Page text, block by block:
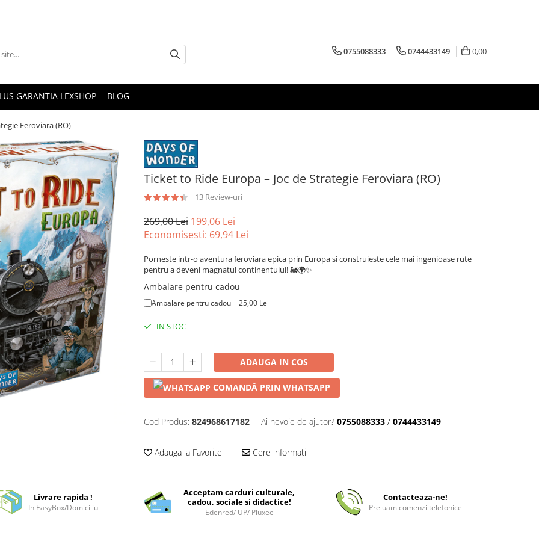
0755088333 0744433149 0,00
GARANTIA LEXSHOP BLOG
Feroviara (RO)
Ticket to Ride Europa – Joc de Strategie Feroviara (RO)
13 Review-uri
269,00 Lei 199,06 Lei
Economisesti: 69,94 Lei
Porneste intr-o aventura feroviara epica prin Europa si construieste cele mai ingenioase rute
pentru a deveni magnatul continentului! 🚂🌍✨
Ambalare pentru cadou
Ambalare pentru cadou + 25,00 Lei
IN STOC
ADAUGA IN COS
COMANDĂ PRIN WHATSAPP
Cod Produs: 824968617182 Ai nevoie de ajutor? 0755088333 / 0744433149
Adauga la Favorite Cere informatii
Livrare rapida !
In EasyBox/Domiciliu
Acceptam carduri culturale,
cadou, sociale si didactice!
Edenred/ UP/ Pluxee
Contacteaza-ne!
Preluam comenzi telefonice